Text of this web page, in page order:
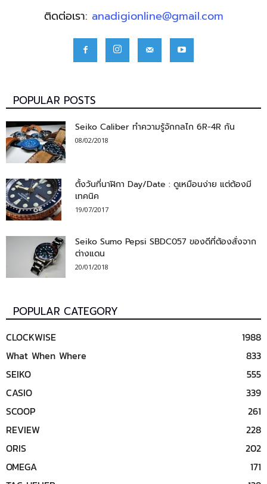
ติดต่อเรา: anadigionline@gmail.com
POPULAR POSTS
Seiko Caliber ทำความรู้จักกลไก 6R-4R กัน
08/02/2018
ตั้งวันที่นาฬิกา Day/Date : ดูเหมือนง่าย แต่ต้องมี
เทคนิค
19/07/2017
Seiko Sumo Pepsi SBDC057 ของดีที่ต้องสั่งจาก
ต่างแดน
20/01/2018
POPULAR CATEGORY
CLOCKWISE
1988
What When Where
833
SEIKO
555
CASIO
339
SCOOP
261
REVIEW
228
ORIS
202
OMEGA
171